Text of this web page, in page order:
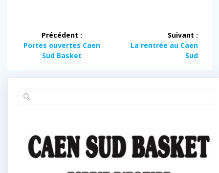
Navigation
de
Précédent :
Article
précédent :
Portes ouvertes Caen
Sud Basket
Suivant :
Article
La rentrée au Caen
Sud